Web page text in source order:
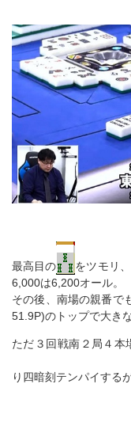
最高目の
をツモリ
6,000は6,200オール。
その後、南場の親番で
51.9P)のトップで大き
ただ３回戦南２局４本
り四暗刻テンパイするが